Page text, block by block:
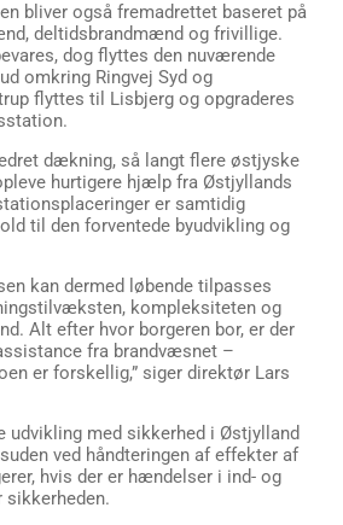
bliver også fremadrettet baseret på
deltidsbrandmænd og frivillige.
dog flyttes den nuværende
omkring Ringvej Syd og
flyttes til Lisbjerg og opgraderes
dækning, så langt flere østjyske
hurtigere hjælp fra Østjyllands
er samtidig
til den forventede byudvikling og
kan dermed løbende tilpasses
kompleksiteten og
Alt efter hvor borgeren bor, er der
fra brandvæsnet –
er forskellig,” siger direktør Lars
udvikling med sikkerhed i Østjylland
ved håndteringen af effekter af
hvis der er hændelser i ind- og
sikkerheden.